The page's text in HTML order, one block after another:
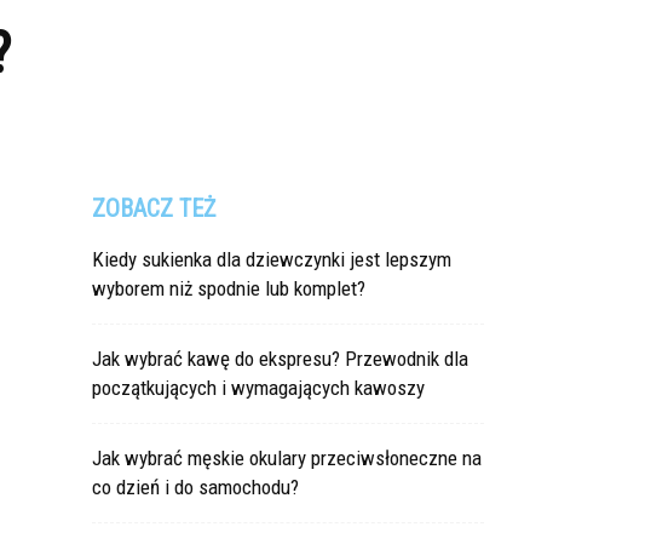
ZOBACZ TEŻ
Kiedy sukienka dla dziewczynki jest lepszym
wyborem niż spodnie lub komplet?
Jak wybrać kawę do ekspresu? Przewodnik dla
początkujących i wymagających kawoszy
Jak wybrać męskie okulary przeciwsłoneczne na
co dzień i do samochodu?